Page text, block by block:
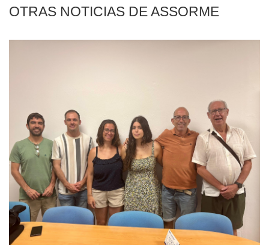
OTRAS NOTICIAS DE ASSORME